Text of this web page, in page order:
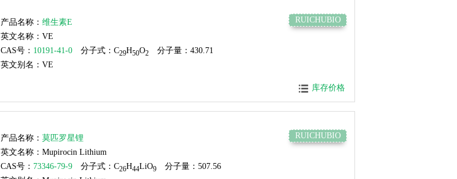
产品名称： 维生素E
RUICHUBIO
英文名称： VE
CAS号： 10191-41-0 分子式：C29H50O2
分子量：430.71
英文别名： VE
库存价格
产品名称： 莫匹罗星锂
RUICHUBIO
英文名称： Mupirocin Lithium
CAS号： 73346-79-9 分子式：C26H44LiO9
分子量：507.56